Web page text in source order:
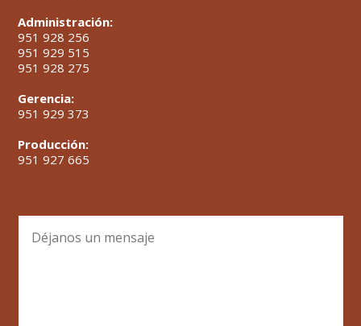
Administración:
951 928 256
951 929 515
951 928 275
Gerencia:
951 929 373
Producción:
951 927 665